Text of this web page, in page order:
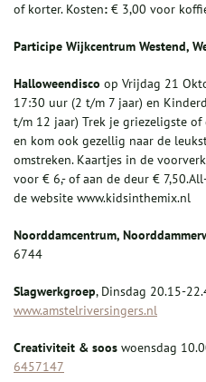
of korter. Kosten: € 3,00 voor
Participe Wijkcentrum Westend,
Halloweendisco op Vrijdag 21
17:30 uur (2 t/m 7 jaar) en
t/m 12 jaar) Trek je griezeligste
en kom ook gezellig naar de
omstreken. Kaartjes in de
voor € 6,- of aan de deur €
de website www.kidsinthemix.nl
Noorddamcentrum,
6744
Slagwerkgroep, Dinsdag 20.15-
www.amstelriversingers.nl
Creativiteit & soos woensdag
6457147